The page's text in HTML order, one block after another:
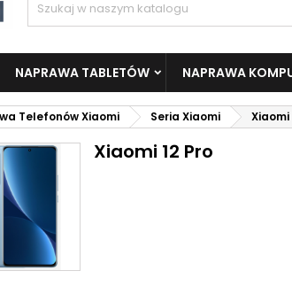
NAPRAWA TABLETÓW NAPRAWA
Telefonów Xiaomi Seria Xiaomi Xiaomi
Xiaomi 12 Pro